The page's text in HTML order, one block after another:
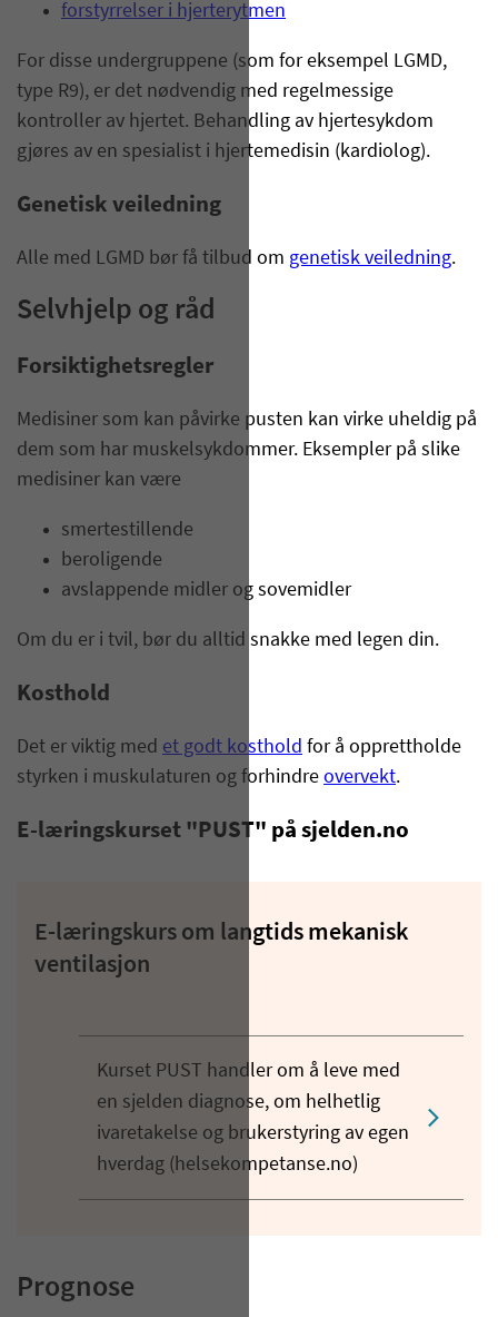
forstyrrelser i hjerterytmen
For disse undergruppene (som for eksempel LGMD,
type R9), er det nødvendig med regelmessige
kontroller av hjertet. Behandling av hjertesykdom
gjøres av en spesialist i hjertemedisin (kardiolog).
Genetisk veiledning
Alle med LGMD bør få tilbud om genetisk veiledning.
Selvhjelp og råd
Forsiktighetsregler
Medisiner som kan påvirke pusten kan virke uheldig på
dem som har muskelsykdommer. Eksempler på slike
medisiner kan være
smertestillende
beroligende
avslappende midler og sovemidler
Om du er i tvil, bør du alltid snakke med legen din.
Kosthold
Det er viktig med et godt kosthold for å opprettholde
styrken i muskulaturen og forhindre overvekt.
E-læringskurset "PUST" på sjelden.no
E-læringskurs om langtids mekanisk
ventilasjon
Kurset PUST handler om å leve med
en sjelden diagnose, om helhetlig
ivaretakelse og brukerstyring av egen
hverdag (helsekompetanse.no)
Prognose